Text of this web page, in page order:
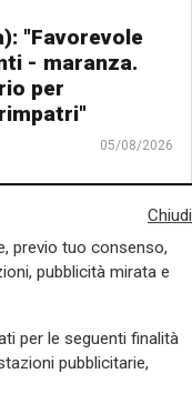
"Favorevole
- maranza.
per
05/08/2026
Chiudi
previo tuo consenso,
pubblicità mirata e
per le seguenti finalità
pubblicitarie,